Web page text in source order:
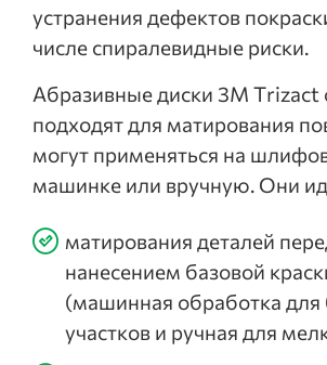
устранения дефектов
числе спиралевидные риски.
Абразивные диски 3M Trizact
подходят для матирования
могут применяться на
машинке или вручную. Они
матирования деталей
нанесением базовой
(машинная обработка
участков и ручная для